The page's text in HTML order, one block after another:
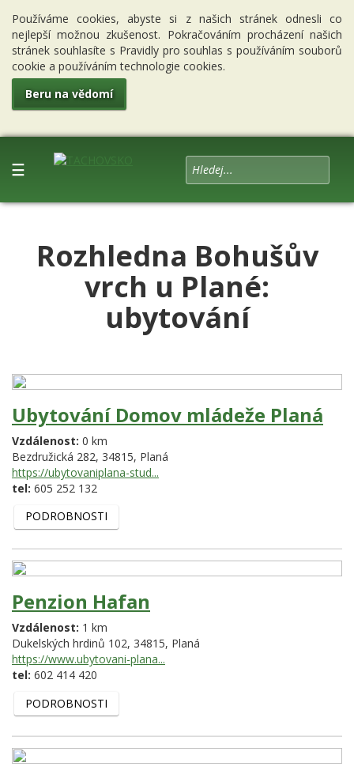
Používáme cookies, abyste si z našich stránek odnesli co
nejlepší možnou zkušenost. Pokračováním procházení našich
stránek souhlasíte s Pravidly pro souhlas s používáním souborů
cookie a používáním technologie cookies.
Beru na vědomí
☰
Rozhledna Bohušův
vrch u Plané:
ubytování
Ubytování Domov mládeže Planá
Vzdálenost: 0 km
Bezdružická 282, 34815, Planá
https://ubytovaniplana-stud...
tel: 605 252 132
PODROBNOSTI
Penzion Hafan
Vzdálenost: 1 km
Dukelských hrdinů 102, 34815, Planá
https://www.ubytovani-plana...
tel: 602 414 420
PODROBNOSTI